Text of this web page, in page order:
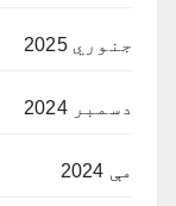
جنوري 2025
دسمبر 2024
مې 2024